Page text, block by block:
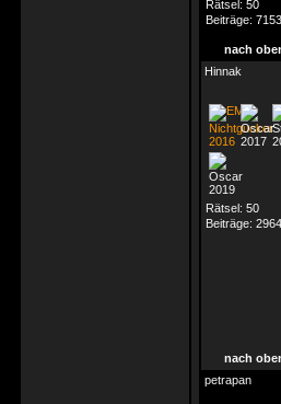
Rätsel: 50
Beiträge: 7153
nach
Hinnak
Rätsel: 50
Beiträge: 2964
nach
petrapan